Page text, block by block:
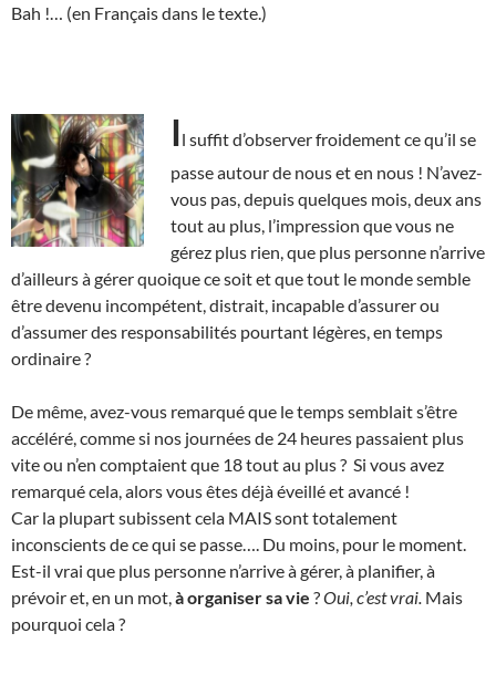
Bah !… (en Français dans le texte.)
Il suffit d’observer froidement ce qu’il se
passe autour de nous et en nous ! N’avez-
vous pas, depuis quelques mois, deux ans
tout au plus, l’impression que vous ne
gérez plus rien, que plus personne n’arrive
d’ailleurs à gérer quoique ce soit et que tout le monde semble
être devenu incompétent, distrait, incapable d’assurer ou
d’assumer des responsabilités pourtant légères, en temps
ordinaire ?
De même, avez-vous remarqué que le temps semblait s’être
accéléré, comme si nos journées de 24 heures passaient plus
vite ou n’en comptaient que 18 tout au plus ? Si vous avez
remarqué cela, alors vous êtes déjà éveillé et avancé !
Car la plupart subissent cela MAIS sont totalement
inconscients de ce qui se passe…. Du moins, pour le moment.
Est-il vrai que plus personne n’arrive à gérer, à planifier, à
prévoir et, en un mot, à organiser sa vie ?Oui, c’est vrai. Mais
pourquoi cela ?